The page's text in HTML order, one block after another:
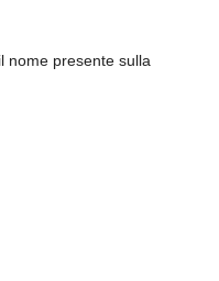
nome presente sulla